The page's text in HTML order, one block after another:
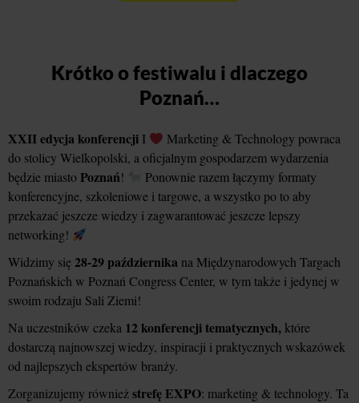
Krótko o festiwalu i dlaczego
Poznań…
XXII edycja konferencji I
Marketing & Technology powraca
do stolicy Wielkopolski, a oficjalnym gospodarzem wydarzenia
będzie miasto Poznań!
Ponownie razem łączymy formaty
konferencyjne, szkoleniowe i targowe, a wszystko po to aby
przekazać jeszcze wiedzy i zagwarantować jeszcze lepszy
networking!
Widzimy się28-29 października na Międzynarodowych Targach
Poznańskich w Poznań Congress Center, w tym także i jedynej w
swoim rodzaju Sali Ziemi!
Na uczestników czeka 12 konferencji tematycznych, które
dostarczą najnowszej wiedzy, inspiracji i praktycznych wskazówek
od najlepszych ekspertów branży.
Zorganizujemy równieżstrefę EXPO: marketing & technology. Ta